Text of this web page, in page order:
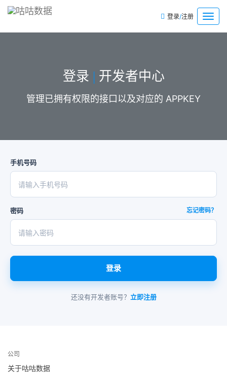
菜
单
登录/注册
登录 | 开发者中心
管理已拥有权限的接口以及对应的 APPKEY
手机号码
密码 忘记密码？
登录
还没有开发者账号？ 立即注册
公司
关于咕咕数据